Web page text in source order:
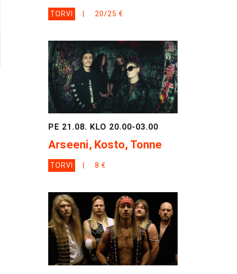
TORVI 20/25 €
PE 21.08. KLO 20.00-03.00
Arseeni, Kosto, Tonne
TORVI 8 €